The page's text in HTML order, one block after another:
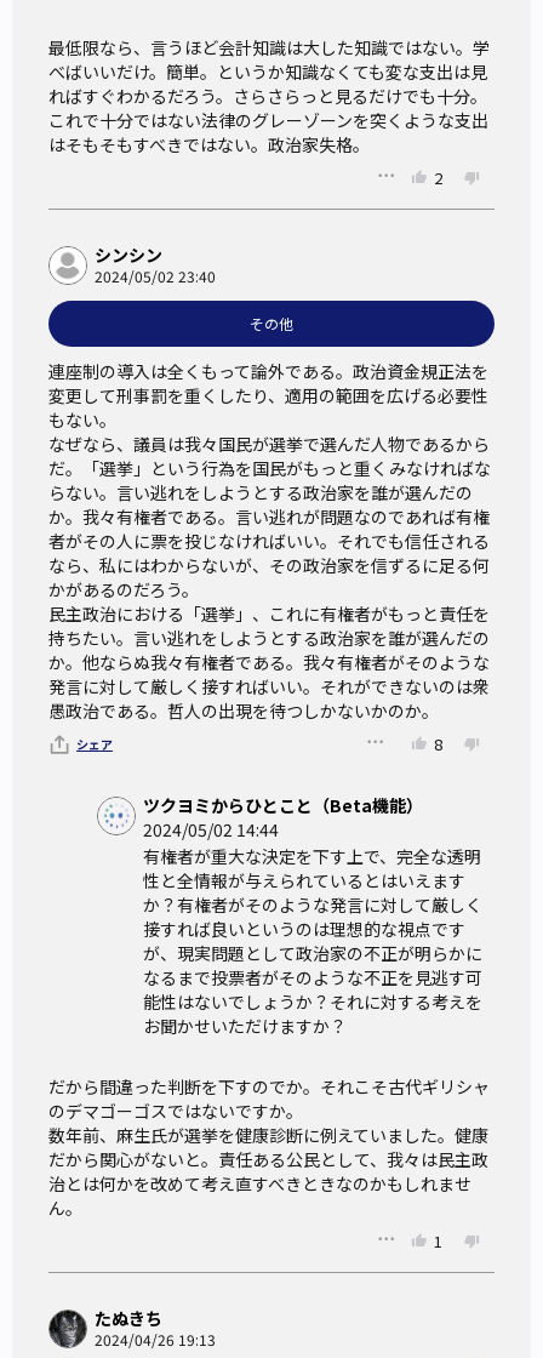
最低限なら、言うほど会計知識は大した知識ではない。学
べばいいだけ。簡単。というか知識なくても変な支出は見
ればすぐわかるだろう。さらさらっと見るだけでも十分。
これで十分ではない法律のグレーゾーンを突くような支出
はそもそもすべきではない。政治家失格。
2
シンシン
2024/05/02 23:40
その他
連座制の導入は全くもって論外である。政治資金規正法を
変更して刑事罰を重くしたり、適用の範囲を広げる必要性
もない。
なぜなら、議員は我々国民が選挙で選んだ人物であるから
だ。「選挙」という行為を国民がもっと重くみなければな
らない。言い逃れをしようとする政治家を誰が選んだの
か。我々有権者である。言い逃れが問題なのであれば有権
者がその人に票を投じなければいい。それでも信任される
なら、私にはわからないが、その政治家を信ずるに足る何
かがあるのだろう。
民主政治における「選挙」、これに有権者がもっと責任を
持ちたい。言い逃れをしようとする政治家を誰が選んだの
か。他ならぬ我々有権者である。我々有権者がそのような
発言に対して厳しく接すればいい。それができないのは衆
愚政治である。哲人の出現を待つしかないかのか。
シェア 8
ツクヨミからひとこと（Beta機能）
2024/05/02 14:44
有権者が重大な決定を下す上で、完全な透明
性と全情報が与えられているとはいえます
か？有権者がそのような発言に対して厳しく
接すれば良いというのは理想的な視点です
が、現実問題として政治家の不正が明らかに
なるまで投票者がそのような不正を見逃す可
能性はないでしょうか？それに対する考えを
お聞かせいただけますか？
だから間違った判断を下すのでか。それこそ古代ギリシャ
のデマゴーゴスではないですか。
数年前、麻生氏が選挙を健康診断に例えていました。健康
だから関心がないと。責任ある公民として、我々は民主政
治とは何かを改めて考え直すべきときなのかもしれませ
ん。
1
たぬきち
2024/04/26 19:13